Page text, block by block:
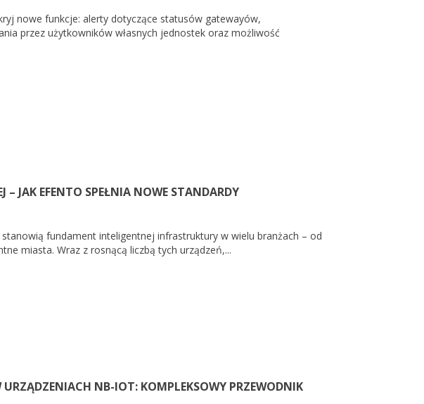
nowe funkcje: alerty dotyczące statusów gatewayów,
przez użytkowników własnych jednostek oraz możliwość
– JAK EFENTO SPEŁNIA NOWE STANDARDY
fundament inteligentnej infrastruktury w wielu branżach – od
miasta. Wraz z rosnącą liczbą tych urządzeń,...
NB-IOT: KOMPLEKSOWY PRZEWODNIK